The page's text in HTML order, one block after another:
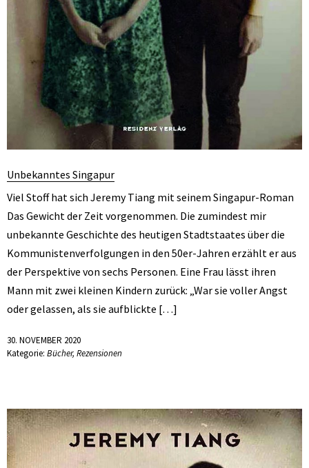
Unbekanntes Singapur
Viel Stoff hat sich Jeremy Tiang mit seinem Singapur-Roman
Das Gewicht der Zeit vorgenommen. Die zumindest mir
unbekannte Geschichte des heutigen Stadtstaates über die
Kommunistenverfolgungen in den 50er-Jahren erzählt er aus
der Perspektive von sechs Personen. Eine Frau lässt ihren
Mann mit zwei kleinen Kindern zurück: „War sie voller Angst
oder gelassen, als sie aufblickte […]
30. NOVEMBER 2020
Kategorie: Bücher, Rezensionen